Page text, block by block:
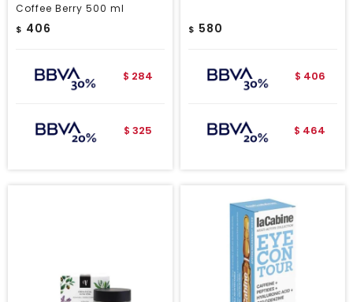
Coffee Berry 500 ml
$ 406
$ 284
$ 325
$ 580
$ 406
$ 464